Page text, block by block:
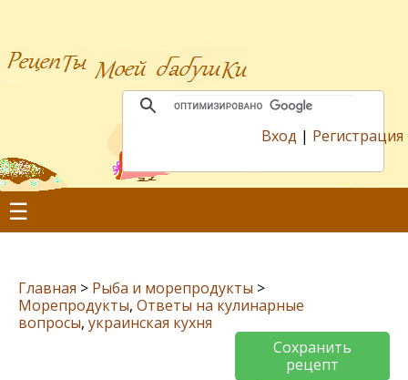
Вход | Регистрация
☰
Главная > Рыба и морепродукты >
Морепродукты, Ответы на кулинарные
вопросы, украинская кухня
Сохранить
рецепт